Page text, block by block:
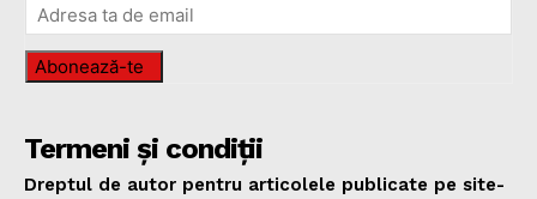
Abonează-te
Termeni și condiții
Dreptul de autor pentru articolele publicate pe site-